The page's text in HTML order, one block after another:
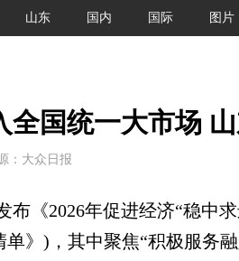
山东 国内 国际 图片
全国统一大市场
：大众日报
《2026年促进经济“稳中求
》)，其中聚焦“积极服务